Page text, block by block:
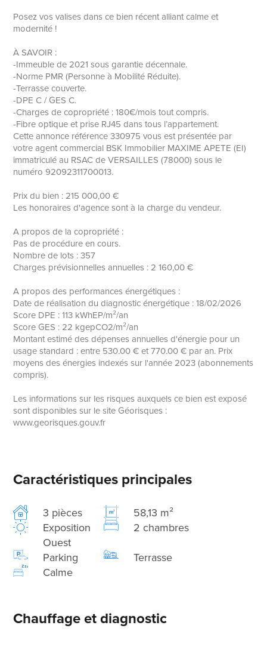
Posez vos valises dans ce bien récent alliant calme et
modernité !
À SAVOIR :
-Immeuble de 2021 sous garantie décennale.
-Norme PMR (Personne à Mobilité Réduite).
-Terrasse couverte.
-DPE C / GES C.
-Charges de copropriété : 180€/mois tout compris.
-Fibre optique et prise RJ45 dans tous l’appartement.
Cette annonce référence 330975 vous est présentée par
votre agent commercial BSK Immobilier MAXIME APETE (EI)
immatriculé au RSAC de VERSAILLES (78000) sous le
numéro 92092311700013.
Prix du bien : 215 000,00 €
Les honoraires d'agence sont à la charge du vendeur.
A propos de la copropriété :
Pas de procédure en cours.
Nombre de lots : 357
Charges prévisionnelles annuelles : 2 160,00 €
A propos des performances énergétiques :
Date de réalisation du diagnostic énergétique : 18/02/2026
Score DPE : 113 kWhEP/m²/an
Score GES : 22 kgepCO2/m²/an
Montant estimé des dépenses annuelles d'énergie pour un
usage standard : entre 530.00 € et 770.00 € par an. Prix
moyens des énergies indexés sur l'année 2023 (abonnements
compris).
Les informations sur les risques auxquels ce bien est exposé
sont disponibles sur le site Géorisques :
www.georisques.gouv.fr
Caractéristiques principales
3 pièces
58,13 m²
Exposition
Ouest
2 chambres
Parking
Terrasse
Calme
Chauffage et diagnostic